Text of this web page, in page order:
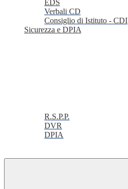
EDS
Verbali CD
Consiglio di Istituto - CDI
Sicurezza e DPIA
R.S.P.P.
DVR
DPIA